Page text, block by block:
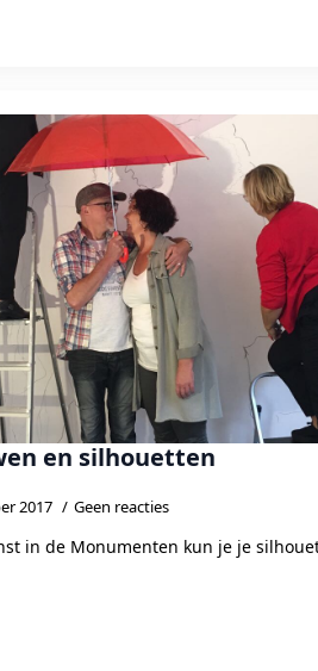
en silhouetten
2017 Geen reacties
in de Monumenten kun je je